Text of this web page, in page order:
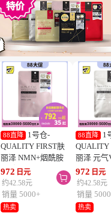
88直降
1号仓-
QUALITY FIRST肤
丽泽 NMN+烟酰胺
多重焕活面膜 7片
972 日元
约42.58元

销量 5000+
热卖
88直降
1
QUALITY
丽泽 元气
白保湿面
维生素C
片
972 日元
约42.58元
销量
热卖